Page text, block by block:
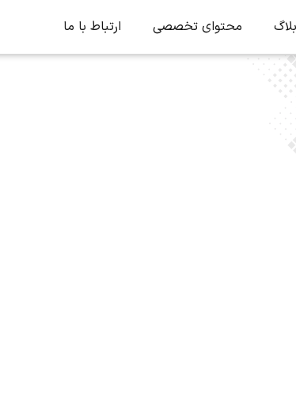
بلاگ محتوای تخصصی ارتباط با ما